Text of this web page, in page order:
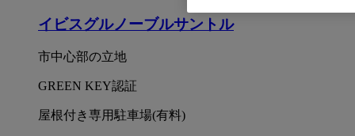
イビスグルノーブルサントル
市中心部の立地
GREEN KEY認証
屋根付き専用駐車場(有料)